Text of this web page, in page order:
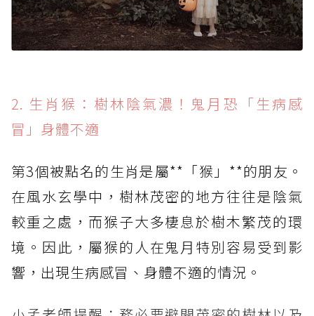
2. 生肖猴：樹林陰氣濃！鬼月恐「生病感
冒」身體不適
第3個被點名的生肖是屬**「猴」**的朋友。
在風水玄學中，樹林茂密的地方往往是陰氣
較重之處，而猴子大多棲息於樹木繁茂的環
境。因此，屬猴的人在鬼月特別容易受到影
響，出現生病感冒、身體不適的情況。